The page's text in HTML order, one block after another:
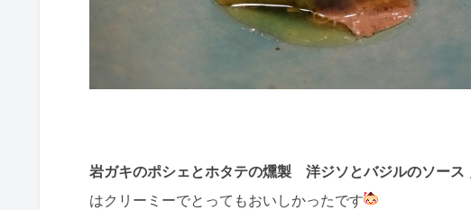
岩ガキのポシェとホタテの燻製 洋ジソとバジルのソース
はクリーミーでとってもおいしかったです